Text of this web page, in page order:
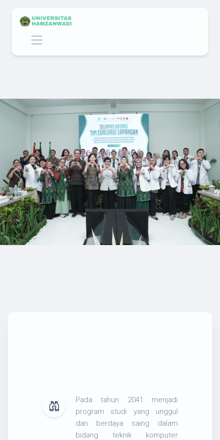
Previous Next
Pada tahun 2041 menjadi
program studi yang unggul
dan berdaya saing dalam
bidang teknik komputer